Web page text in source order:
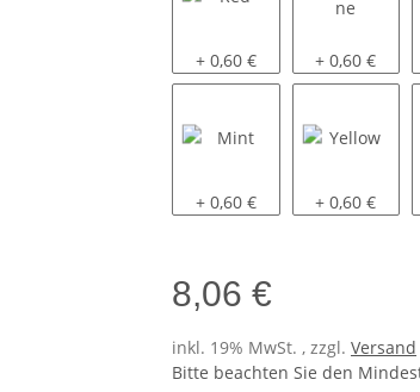
Red
+ 0,60 € Aubergine
+ 0,60 €
Mint
+ 0,60 € Yellow
+ 0,60 €
8,06 €
inkl. 19% MwSt. , zzgl. Versand
Bitte beachten Sie den